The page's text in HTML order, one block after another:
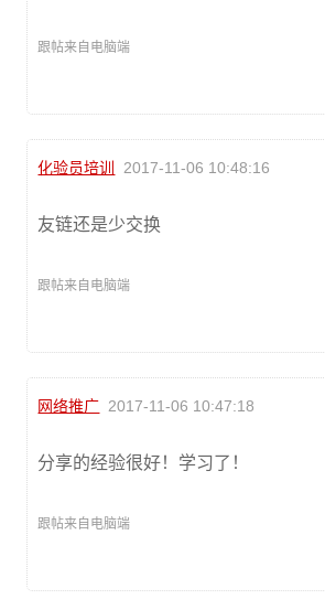
跟帖来自电脑端
化验员培训 2017-11-06 10:48:16
友链还是少交换
跟帖来自电脑端
网络推广 2017-11-06 10:47:18
分享的经验很好！学习了！
跟帖来自电脑端